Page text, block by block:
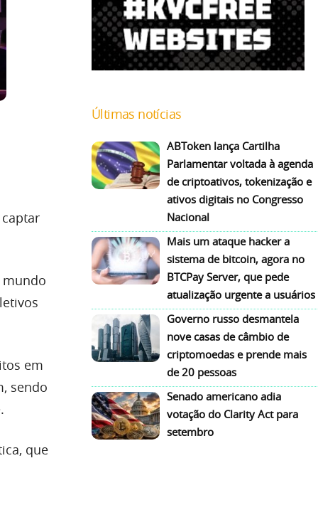
mundo
em
sendo
que
Últimas notícias
ABToken lança Cartilha
Parlamentar voltada à agenda
de criptoativos, tokenização e
ativos digitais no Congresso
Nacional
Mais um ataque hacker a
sistema de bitcoin, agora no
BTCPay Server, que pede
atualização urgente a usuários
Governo russo desmantela
nove casas de câmbio de
criptomoedas e prende mais
de 20 pessoas
Senado americano adia
votação do Clarity Act para
setembro